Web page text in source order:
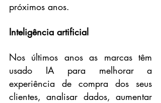
próximos anos.
Inteligência artificial
Nos últimos anos as marcas têm
usado IA para melhorar a
experiência de compra dos seus
clientes, analisar dados, aumentar